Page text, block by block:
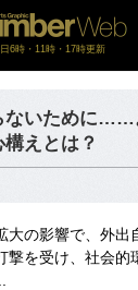
6時・11時・17時更新
ないために……
えとは？
大の影響で、外出
撃を受け、社会的